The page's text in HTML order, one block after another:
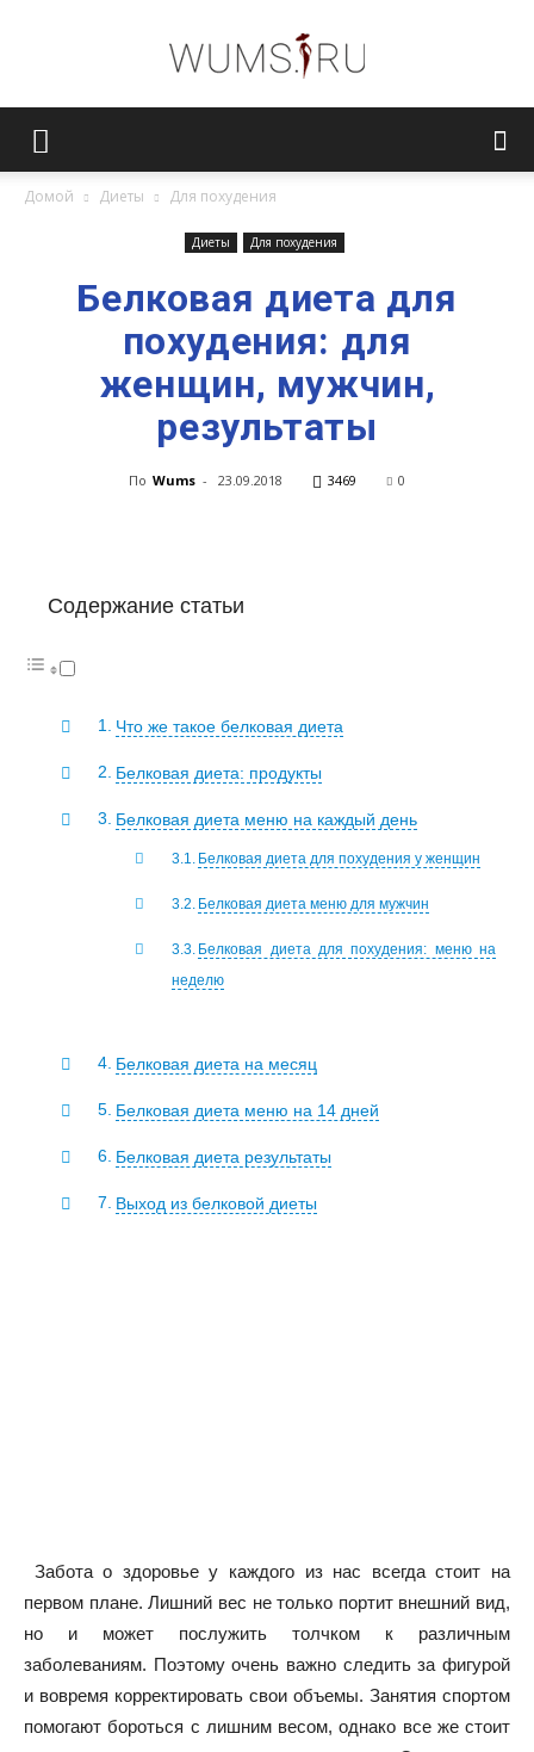
журнал
WUMENS.SU
Домой Диеты Для похудения
Диеты Для похудения
Белковая диета для
похудения: для
женщин, мужчин,
результаты
По Wums - 23.09.2018 3469 0
Содержание статьи
Что же такое белковая диета
Белковая диета: продукты
Белковая диета меню на каждый день
Белковая диета для похудения у женщин
Белковая диета меню для мужчин
Белковая диета для похудения: меню на
неделю
Белковая диета на месяц
Белковая диета меню на 14 дней
Белковая диета результаты
Выход из белковой диеты
Забота о здоровье у каждого из нас всегда стоит на
первом плане. Лишний вес не только портит внешний вид,
но и может послужить толчком к различным
заболеваниям. Поэтому очень важно следить за фигурой
и вовремя корректировать свои объемы. Занятия спортом
помогают бороться с лишним весом, однако все же стоит